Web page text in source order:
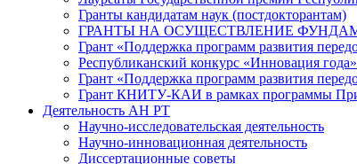
Гранты кандидатам наук (постдокторантам)
ГРАНТЫ НА ОСУЩЕСТВЛЕНИЕ
Грант «Поддержка программ развития
Республиканский конкурс «Инновация года»
Грант «Поддержка программ развития
Грант КНИТУ-КАИ в рамках программы
Деятельность АН РТ
Научно-исследовательская деятельность
Научно-инновационная деятельность
Диссертационные советы